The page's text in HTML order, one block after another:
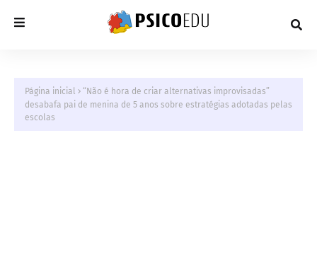
Página inicial
“Não é hora de criar alternativas improvisadas”
desabafa pai de menina de 5 anos sobre estratégias adotadas pelas
escolas